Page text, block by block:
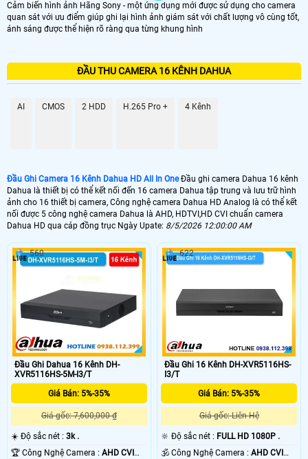
♋ ĐẦU GHI CAMERA HD 16 KÊNH
2.800.000 VNĐ DS-7216HGHI-K1
🗄 Đầu Thu Camera 16 Kênh Dahua Kbvision
3.500,000 VNĐ KX-CAi7116H1
📬 Đầu Ghi 16 Kênh Dahua 4k Dahua
📀 Đầu Ghi 16 kênh Dahua dành cho các dòng camera Dahua công nghê HD
analog với chất lượng ghi hình ảnh từ HD 1080N đến chất lượng ghi hình
ultr 4k. Đầu ghi sử dụng công nghệ lưu trữ h265 và h265+ tiết kiệm dung
lượng lưu trữ , Đầu ghi camera Dahua hd 16 kênh Dahua giá rẻ giám sát
qua mạng điện thoại ổn định với công nghệ cloud và tên miền theo chính
hãng.
Cảm biến hình ảnh Hãng Sony - một ứng dụng mới được sử dụng cho camera
quan sát với ưu điểm giúp ghi lại hình ảnh giám sát với chất lượng vô cùng tốt,
ánh sáng được thể hiện rõ ràng qua từng khung hình
ĐẦU THU CAMERA 16 KÊNH DAHUA
AI CMOS 2 HDD H.265 Pro + 4 Kênh
Đầu Ghi Camera 16 Kênh Dahua HD All In OneĐầu ghi camera Dahua 16 kênh
Dahua là thiết bị có thể kết nối đến 16 camera Dahua tập trung và lưu trữ hình
ảnh cho 16 thiết bị camera, Công nghệ camera Dahua HD Analog là có thể kết
nối được 5 công nghệ camera Dahua là AHD, HDTVI,HD CVI chuẩn camera
Dahua HD qua cáp đồng trục Ngày Upate: 8/5/2026 12:00:00 AM
Đầu Ghi Dahua 16 Kênh DH-
XVR5116HS-5M-I3/T
Giá Bán: 5%-35%
Giá gốc: 7,600,000 ₫
☀️ Độ sắc nét : 3k .
🏆 Công Nghệ Camera : AHD CVI
560
Đầu Ghi 16 Kênh DH-XVR5116HS-
I3/T
Giá Bán: 5%-35%
Giá gốc: Liên Hệ
🔆 Độ sắc nét : FULL HD 1080P .
🕉️ Công Nghệ Camera :AHD CVI
622